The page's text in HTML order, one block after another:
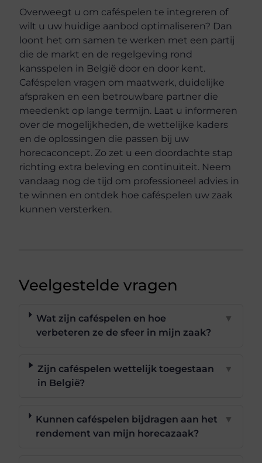
Overweegt u om caféspelen te integreren of
wilt u uw huidige aanbod optimaliseren? Dan
loont het om samen te werken met een partij
die de markt en de regelgeving rond
kansspelen in België door en door kent.
Caféspelen vragen om maatwerk, duidelijke
afspraken en een betrouwbare partner die
meedenkt op lange termijn. Laat u informeren
over de mogelijkheden, de wettelijke kaders
en de oplossingen die passen bij uw
horecaconcept. Zo zet u een doordachte stap
richting extra beleving en continuïteit. Neem
vandaag nog de tijd om professioneel advies in
te winnen en ontdek hoe caféspelen uw zaak
kunnen versterken.
Veelgestelde vragen
Wat zijn caféspelen en hoe
verbeteren ze de sfeer in mijn zaak?
▼
Zijn caféspelen wettelijk toegestaan
in België?
▼
Kunnen caféspelen bijdragen aan het
rendement van mijn horecazaak?
▼